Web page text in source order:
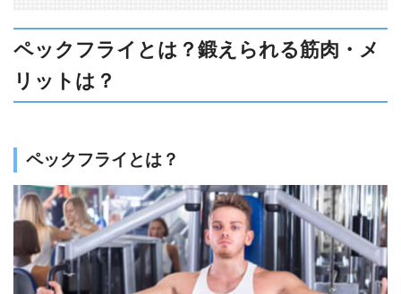
ペックフライとは？鍛えられる筋肉・メ
リットは？
ペックフライとは？